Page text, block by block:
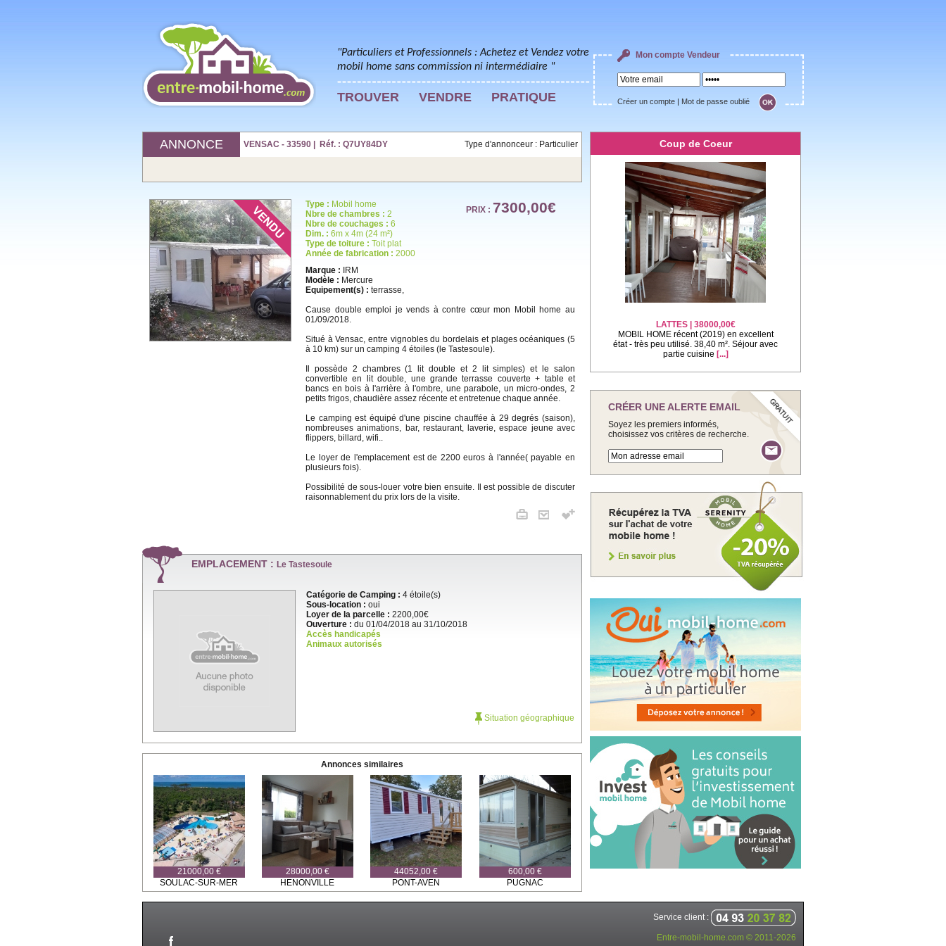
"Particuliers et Professionnels : Achetez et Vendez votre
mobil home sans commission ni intermédiaire "
TROUVER VENDRE PRATIQUE
Mon compte Vendeur
Créer un compte Mot de passe oublié
ANNONCE VENSAC - 33590 | Réf. : Q7UY84DY Type d'annonceur : Particulier
Type : Mobil home
Nbre de chambres : 2
Nbre de couchages : 6
Dim. : 6m x 4m (24 m²)
Type de toiture : Toit plat
Année de fabrication : 2000
PRIX : 7300,00€
Marque : IRM
Modèle : Mercure
Equipement(s) : terrasse,
Cause double emploi je vends à contre cœur mon Mobil home au
01/09/2018.
Situé à Vensac, entre vignobles du bordelais et plages océaniques (5
à 10 km) sur un camping 4 étoiles (le Tastesoule).
Il possède 2 chambres (1 lit double et 2 lit simples) et le salon
convertible en lit double, une grande terrasse couverte + table et
bancs en bois à l'arrière à l'ombre, une parabole, un micro-ondes, 2
petits frigos, chaudière assez récente et entretenue chaque année.
Le camping est équipé d'une piscine chauffée à 29 degrés (saison),
nombreuses animations, bar, restaurant, laverie, espace jeune avec
flippers, billard, wifi..
Le loyer de l'emplacement est de 2200 euros à l'année( payable en
plusieurs fois).
Possibilité de sous-louer votre bien ensuite. Il est possible de discuter
raisonnablement du prix lors de la visite.
EMPLACEMENT : Le Tastesoule
Catégorie de Camping : 4 étoile(s)
Sous-location : oui
Loyer de la parcelle : 2200,00€
Ouverture : du 01/04/2018 au 31/10/2018
Accès handicapés
Animaux autorisés
Situation géographique
Annonces similaires
21000,00 €
SOULAC-SUR-MER
28000,00 €
HENONVILLE
44052,00 €
PONT-AVEN
600,00 €
PUGNAC
Coup de Coeur
LATTES | 38000,00€
MOBIL HOME récent (2019) en excellent
état - très peu utilisé. 38,40 m². Séjour avec
partie cuisine [...]
CRÉER UNE ALERTE EMAIL
Soyez les premiers informés,
choisissez vos critères de recherche.
Service client :
Entre-mobil-home.com © 2011-2026